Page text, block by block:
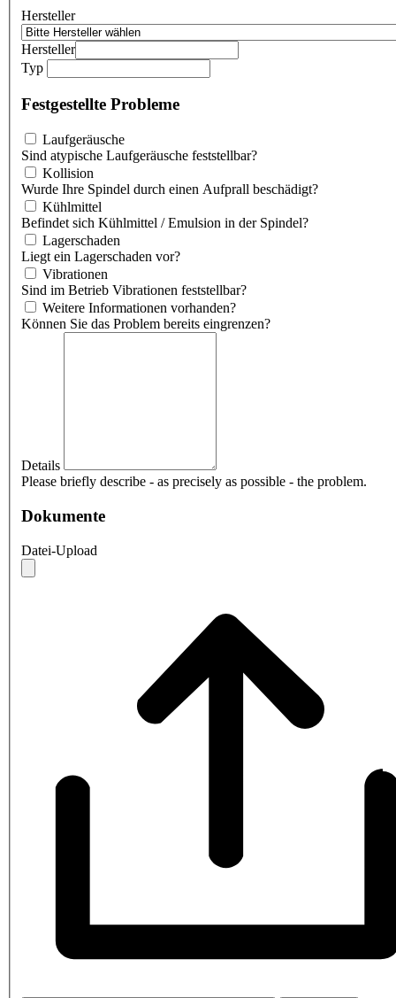
Hersteller
Hersteller
Typ
Festgestellte Probleme
Laufgeräusche
Sind atypische Laufgeräusche feststellbar?
Kollision
Wurde Ihre Spindel durch einen Aufprall beschädigt?
Kühlmittel
Befindet sich Kühlmittel / Emulsion in der Spindel?
Lagerschaden
Liegt ein Lagerschaden vor?
Vibrationen
Sind im Betrieb Vibrationen feststellbar?
Weitere Informationen vorhanden?
Können Sie das Problem bereits eingrenzen?
Details
Please briefly describe - as precisely as possible - the problem.
Dokumente
Datei-Upload